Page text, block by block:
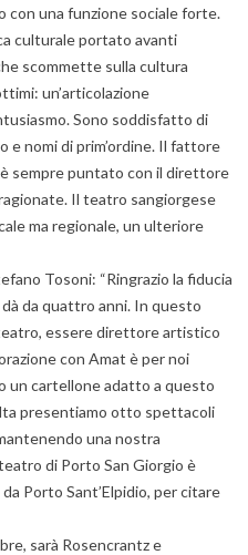
con una funzione sociale forte.
culturale portato avanti
scommette sulla cultura
un’articolazione
Sono soddisfatto di
nomi di prim’ordine. Il fattore
sempre puntato con il direttore
Il teatro sangiorgese
ma regionale, un ulteriore
Tosoni: “Ringrazio la fiducia
dà da quattro anni. In questo
essere direttore artistico
con Amat è per noi
un cartellone adatto a questo
presentiamo otto spettacoli
una nostra
di Porto San Giorgio è
Porto Sant’Elpidio, per citare
sarà Rosencrantz e